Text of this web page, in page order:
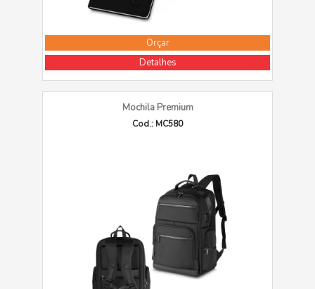
Orçar
Detalhes
Mochila Premium
Cod.: MC580